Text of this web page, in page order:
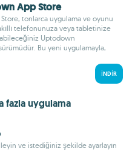
App Store
tonlarca uygulama ve oyunu
telefonunuza veya tabletinize
Uptodown
sürümüdür. Bu yeni uygulamayla,
İNDIR
fazla uygulama
ve istediğiniz şekilde ayarlayın